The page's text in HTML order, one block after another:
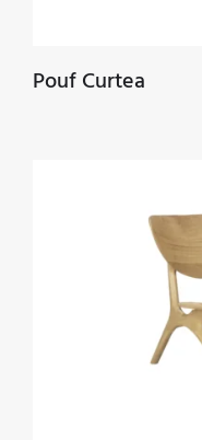
Pouf Curtea